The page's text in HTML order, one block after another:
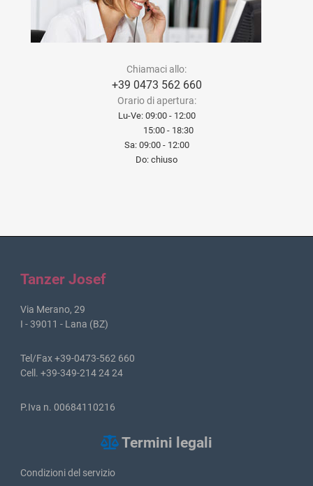
Chiamaci allo:
+39 0473 562 660
Orario di apertura:
Lu-Ve: 09:00 - 12:00
15:00 - 18:30
Sa: 09:00 - 12:00
Do: chiuso
Tanzer Josef
Via Merano, 29
I - 39011 - Lana (BZ)
Tel/Fax +39-0473-562 660
Cell. +39-349-214 24 24
P.Iva n. 00684110216
Termini legali
Condizioni del servizio